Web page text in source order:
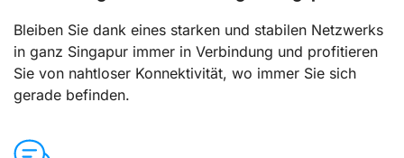
Bleiben Sie dank eines starken und stabilen Netzwerks
in ganz Singapur immer in Verbindung und profitieren
Sie von nahtloser Konnektivität, wo immer Sie sich
gerade befinden.